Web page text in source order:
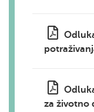
za životno